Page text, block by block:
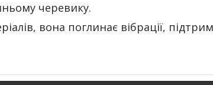
черевику.
вона поглинає вібрації,